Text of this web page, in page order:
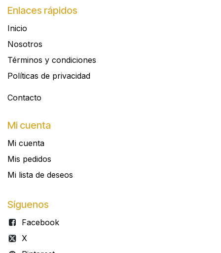
Enlaces rápidos
Inicio
Nosotros
Términos y condiciones
Políticas de privacidad
Contacto​
Mi cuenta
Mi cuenta
Mis pedidos
Mi lista de deseos
Síguenos
Facebook
X